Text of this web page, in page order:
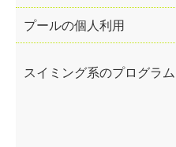
プールの個人利用
スイミング系のプログラム